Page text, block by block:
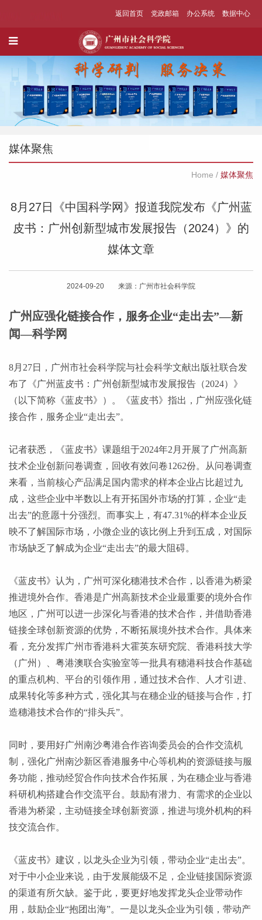
返回首页 党政邮箱 办公系统 数据中心
媒体聚焦
Home / 媒体聚焦
8月27日《中国科学网》报道我院发布《广州蓝
皮书：广州创新型城市发展报告（2024）》的
媒体文章
2024-09-20 来源：广州市社会科学院
广州应强化链接合作，服务企业“走出去”—新
闻—科学网
8月27日，广州市社会科学院与社会科学文献出版社联合发
布了《广州蓝皮书：广州创新型城市发展报告（2024）》
（以下简称《蓝皮书》）。《蓝皮书》指出，广州应强化链
接合作，服务企业“走出去”。
记者获悉，《蓝皮书》课题组于2024年2月开展了广州高新
技术企业创新问卷调查，回收有效问卷1262份。从问卷调查
来看，当前核心产品满足国内需求的样本企业占比超过九
成，这些企业中半数以上有开拓国外市场的打算，企业“走
出去”的意愿十分强烈。而事实上，有47.31%的样本企业反
映不了解国际市场，小微企业的该比例上升到五成，对国际
市场缺乏了解成为企业“走出去”的最大阻碍。
《蓝皮书》认为，广州可深化穗港技术合作，以香港为桥梁
推进境外合作。香港是广州高新技术企业最重要的境外合作
地区，广州可以进一步深化与香港的技术合作，并借助香港
链接全球创新资源的优势，不断拓展境外技术合作。具体来
看，充分发挥广州市香港科大霍英东研究院、香港科技大学
（广州）、粤港澳联合实验室等一批具有穗港科技合作基础
的重点机构、平台的引领作用，通过技术合作、人才引进、
成果转化等多种方式，强化其与在穗企业的链接与合作，打
造穗港技术合作的“排头兵”。
同时，要用好广州南沙粤港合作咨询委员会的合作交流机
制，强化广州南沙新区香港服务中心等机构的资源链接与服
务功能，推动经贸合作向技术合作拓展，为在穗企业与香港
科研机构搭建合作交流平台。鼓励有潜力、有需求的企业以
香港为桥梁，主动链接全球创新资源，推进与境外机构的科
技交流合作。
《蓝皮书》建议，以龙头企业为引领，带动企业“走出去”。
对于中小企业来说，由于发展能级不足，企业链接国际资源
的渠道有所欠缺。鉴于此，要更好地发挥龙头企业带动作
用，鼓励企业“抱团出海”。一是以龙头企业为引领，带动产